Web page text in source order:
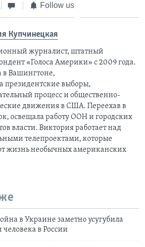
Follow us
Купчинецкая
журналист, штатный
«Голоса Америки» с 2009 года.
в Вашингтоне,
президентские выборы,
процесс и общественно-
движения в США. Переехав в
освещала работу ООН и городских
власти. Виктория работает над
телепроектами, которые
жизнь необычных американских
в Украине заметно усугубила
в России